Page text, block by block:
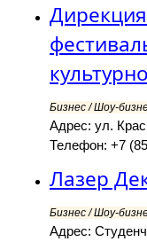
Бизнес / Шоу-
Адрес: ул.
Телефон: +7
Лазер
Бизнес / Шоу-
Адрес: